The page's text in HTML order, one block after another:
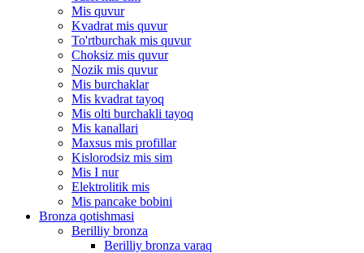
Mis quvur
Kvadrat mis quvur
To'rtburchak mis quvur
Choksiz mis quvur
Nozik mis quvur
Mis burchaklar
Mis kvadrat tayoq
Mis olti burchakli tayoq
Mis kanallari
Maxsus mis profillar
Kislorodsiz mis sim
Mis I nur
Elektrolitik mis
Mis pancake bobini
Bronza qotishmasi
Berilliy bronza
Berilliy bronza varaq